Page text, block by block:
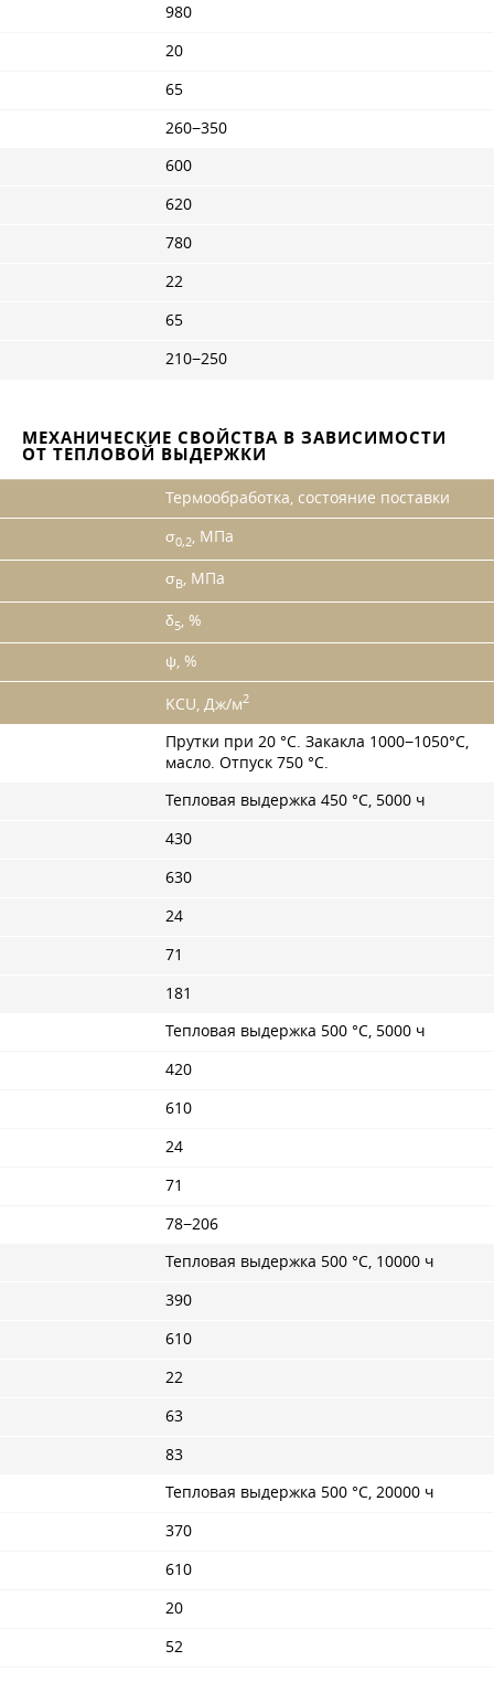
980
20
65
260−350
600
620
780
22
65
210−250
МЕХАНИЧЕСКИЕ СВОЙСТВА В ЗАВИСИМОСТИ
ОТ ТЕПЛОВОЙ ВЫДЕРЖКИ
Термообработка, состояние поставки
σ0,2, МПа
σB, МПа
δ5 , %
ψ, %
KCU, Дж/м2
Прутки при 20 °C. Закакла 1000−1050°С,
масло. Отпуск 750 °C.
Тепловая выдержка 450 °C, 5000 ч
430
630
24
71
181
Тепловая выдержка 500 °C, 5000 ч
420
610
24
71
78−206
Тепловая выдержка 500 °C, 10000 ч
390
610
22
63
83
Тепловая выдержка 500 °C, 20000 ч
370
610
20
52